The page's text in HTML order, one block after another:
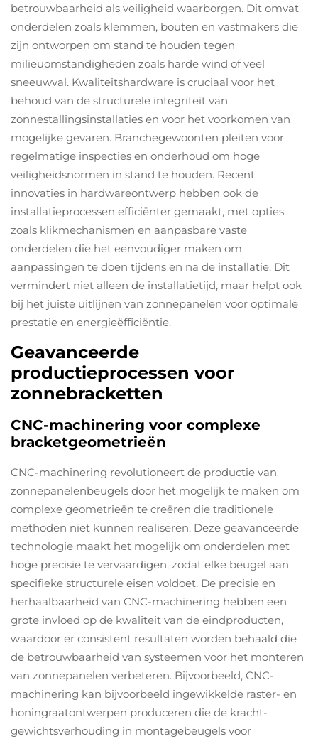
betrouwbaarheid als veiligheid waarborgen. Dit omvat
onderdelen zoals klemmen, bouten en vastmakers die
zijn ontworpen om stand te houden tegen
milieuomstandigheden zoals harde wind of veel
sneeuwval. Kwaliteitshardware is cruciaal voor het
behoud van de structurele integriteit van
zonnestallingsinstallaties en voor het voorkomen van
mogelijke gevaren. Branchegewoonten pleiten voor
regelmatige inspecties en onderhoud om hoge
veiligheidsnormen in stand te houden. Recent
innovaties in hardwareontwerp hebben ook de
installatieprocessen efficiënter gemaakt, met opties
zoals klikmechanismen en aanpasbare vaste
onderdelen die het eenvoudiger maken om
aanpassingen te doen tijdens en na de installatie. Dit
vermindert niet alleen de installatietijd, maar helpt ook
bij het juiste uitlijnen van zonnepanelen voor optimale
prestatie en energieëfficiëntie.
Geavanceerde
productieprocessen voor
zonnebracketten
CNC-machinering voor complexe
bracketgeometrieën
CNC-machinering revolutioneert de productie van
zonnepanelenbeugels door het mogelijk te maken om
complexe geometrieën te creëren die traditionele
methoden niet kunnen realiseren. Deze geavanceerde
technologie maakt het mogelijk om onderdelen met
hoge precisie te vervaardigen, zodat elke beugel aan
specifieke structurele eisen voldoet. De precisie en
herhaalbaarheid van CNC-machinering hebben een
grote invloed op de kwaliteit van de eindproducten,
waardoor er consistent resultaten worden behaald die
de betrouwbaarheid van systeemen voor het monteren
van zonnepanelen verbeteren. Bijvoorbeeld, CNC-
machinering kan bijvoorbeeld ingewikkelde raster- en
honingraatontwerpen produceren die de kracht-
gewichtsverhouding in montagebeugels voor